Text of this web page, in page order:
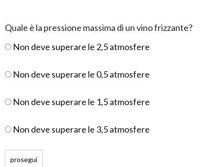
Quale è la pressione massima di un vino frizzante?
Non deve superare le 2,5 atmosfere
Non deve superare le 0,5 atmosfere
Non deve superare le 1,5 atmosfere
Non deve superare le 3,5 atmosfere